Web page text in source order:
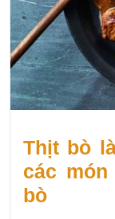
Thịt bò
các
bò